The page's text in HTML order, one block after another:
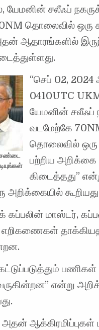
யேமனின் சலீஃப்
தொலைவில் ஒரு
ஆதாரங்களில்
சண்டை
“செப் 02, 2024
0410UTC
யேமனின் சலீஃப்
வடமேற்கே
தொலைவில்
பற்றிய அறிக்கை
கிடைத்தது”
அறிக்கையில்
கப்பலின் மாஸ்டர்,
எறிகணைகள்
பணிகள்
என்று
ஆக்கிரமிப்புகள்